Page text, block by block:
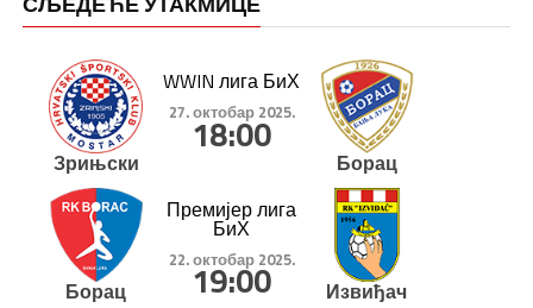
Зрињски
WWIN лига БиХ
27. октобар 2025.
18:00
Борац
Борац
Премијер лига
БиХ
22. октобар 2025.
19:00 Извиђач